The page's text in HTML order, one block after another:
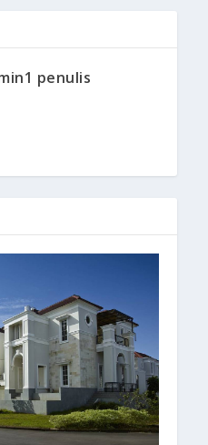
penulis